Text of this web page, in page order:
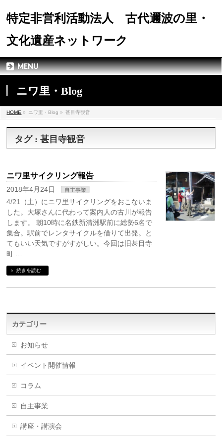
特定非営利活動法人 古代邇波の里・
文化遺産ネットワーク
MENU
ニワ里・Blog
HOME » ニワ里・Blog » 甚目寺観音
タグ : 甚目寺観音
ニワ里サイクリング報告
2018年4月24日 自主事業
4/21（土）にニワ里サイクリングをおこないま
した。大塚さんに代わって案内人の古川が報告
します。 朝10時に名鉄新清洲駅前に総勢6名で
集合。駅前でレンタサイクルを借りて出発。と
てもいい天気ですがすがしい。今回は旧甚目寺
町 …
続きを読む
カテゴリー
お知らせ
イベント開催情報
コラム
自主事業
講座・講演会